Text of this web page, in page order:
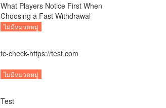
What Players Notice First When
Choosing a Fast Withdrawal
Casino UK
ไม่มีหมวดหมู่
tc-check-https://test.com
ไม่มีหมวดหมู่
Test